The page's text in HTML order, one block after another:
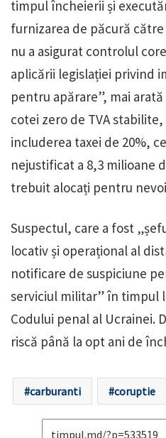
timpul încheierii și
furnizarea de păcură
nu a asigurat controlul
aplicării legislației privind
pentru apărare”, mai
cotei zero de TVA
includerea taxei de 20%,
nejustificat a 8,3 milioane
trebuit alocați pentru
Suspectul, care a fost
locativ și operațional al
notificare de suspiciune
serviciul militar” în timpul
Codului penal al Ucrainei.
riscă până la opt ani de
carburanti coruptie